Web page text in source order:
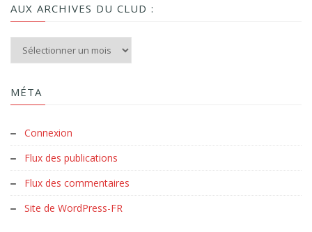
AUX ARCHIVES DU CLUD :
MÉTA
Connexion
Flux des publications
Flux des commentaires
Site de WordPress-FR